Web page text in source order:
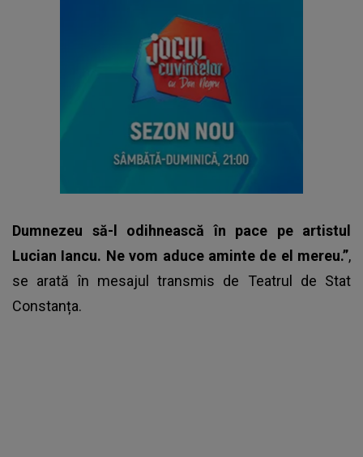
Dumnezeu să-l odihnească în pace pe artistul
Lucian Iancu. Ne vom aduce aminte de el mereu.”,
se arată în mesajul transmis de Teatrul de Stat
Constanța.